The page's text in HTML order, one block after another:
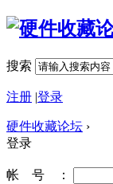
搜索
注册 |登录
硬件收藏论坛 ›
登录
帐 号 ：